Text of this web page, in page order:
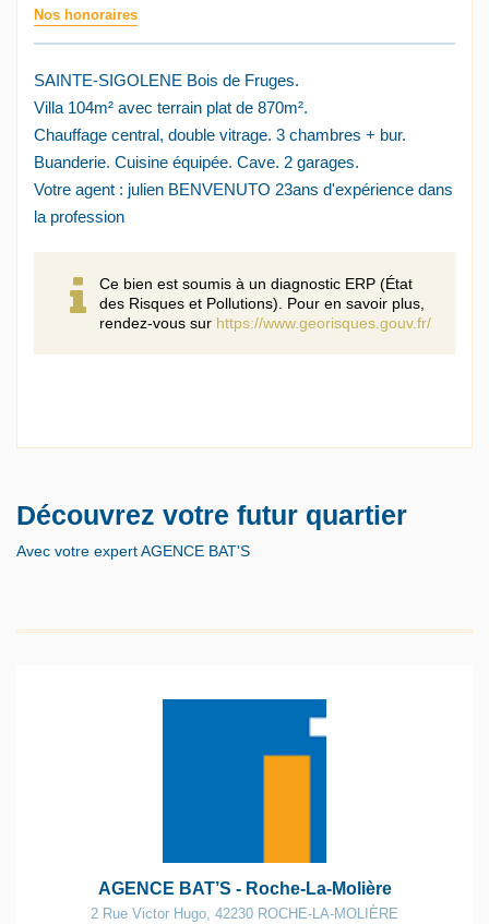
Nos honoraires
SAINTE-SIGOLENE Bois de Fruges.
Villa 104m² avec terrain plat de 870m².
Chauffage central, double vitrage. 3 chambres + bur.
Buanderie. Cuisine équipée. Cave. 2 garages.
Votre agent : julien BENVENUTO 23ans d'expérience dans
la profession
Ce bien est soumis à un diagnostic ERP (État
des Risques et Pollutions). Pour en savoir plus,
rendez-vous sur https://www.georisques.gouv.fr/
Découvrez votre futur quartier
Avec votre expert AGENCE BAT'S
AGENCE BAT’S - Roche-La-Molière
2 Rue Victor Hugo, 42230 ROCHE-LA-MOLIÈRE